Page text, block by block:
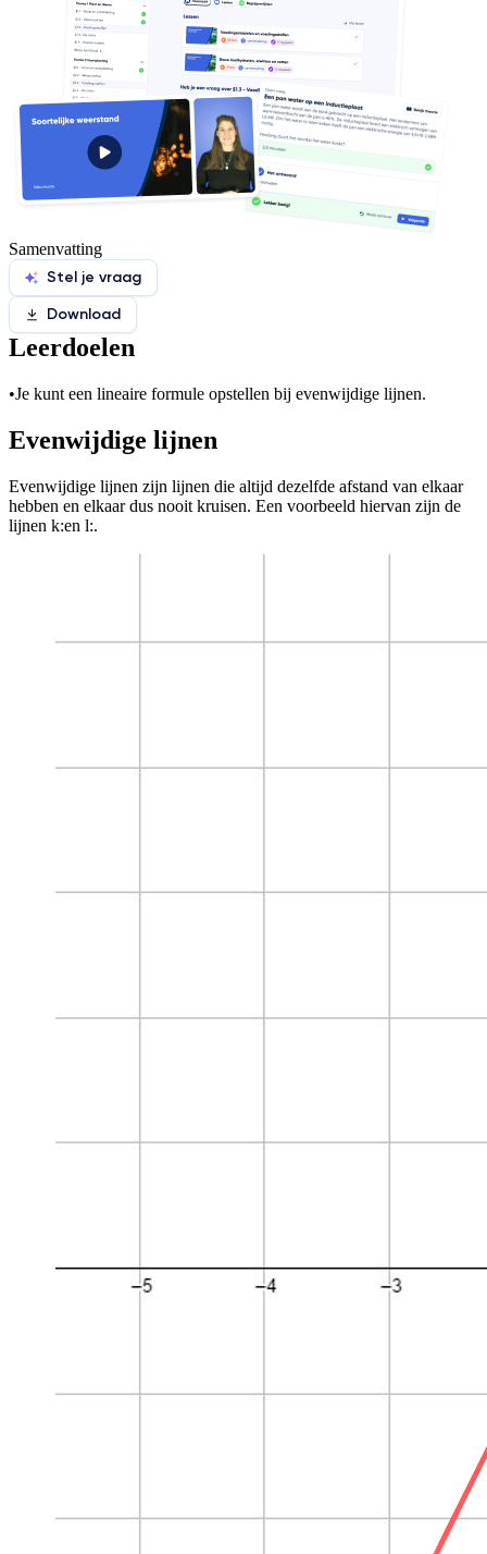
Samenvatting
Stel je vraag
Download
Leerdoelen
•Je kunt een lineaire formule opstellen bij evenwijdige lijnen.
Evenwijdige lijnen
Evenwijdige lijnen zijn lijnen die altijd dezelfde afstand van elkaar
hebben en elkaar dus nooit kruisen. Een voorbeeld hiervan zijn de
lijnen k:en l:.